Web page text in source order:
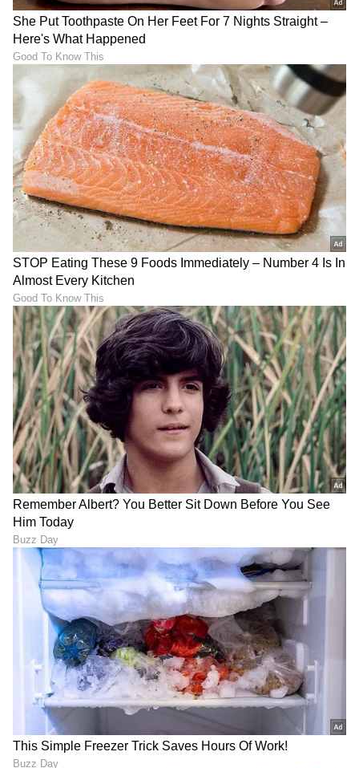
Dravid; ಯಂತ್ರೋದ್ಧಾರಕ
ಹನುಮನಿಗೆ ವಿಶೇಷ ಮೊರೆ!
ವೃತ್ತಿ ಲಾಭ
LATEST VIDEOS
"ರಾಜಕೀಯ ಬೇಡ, ಸಿನಿಮಾನೇ ಪ್ರಾಣ":
ಕನಕೋತ್ಸವದಲ್ಲಿ ರಿಷಬ್ ಶೆಟ್ಟಿ | Rishab
Shetty speech | Suvarna News
ಶೇ.50 ರಿಂದ ಶೇ.18 ಕ್ಕೆ TAX ಇಳಿಕೆ: ಮೋದಿ-
ಟ್ರಂಪ್ ಐತಿಹಾಸಿಕ ಒಪ್ಪಂದ | India US
Trade Deal | Party Rounds